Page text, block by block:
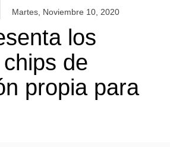
Martes, Noviembre 10, 2020
los
de
propia para